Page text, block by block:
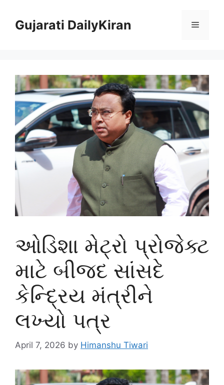
contentGujarati DailyKiran Menu
ઓડિશા મેટ્રો પ્રોજેક્ટ
માટે બીજદ સાંસદે
કેન્દ્રિય મંત્રીને
લખ્યો પત્ર
April 7, 2026 by Himanshu Tiwari